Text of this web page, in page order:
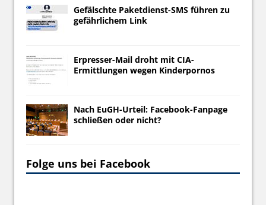
Gefälschte Paketdienst-SMS führen zu
gefährlichem Link
Erpresser-Mail droht mit CIA-
Ermittlungen wegen Kinderpornos
Nach EuGH-Urteil: Facebook-Fanpage
schließen oder nicht?
Folge uns bei Facebook